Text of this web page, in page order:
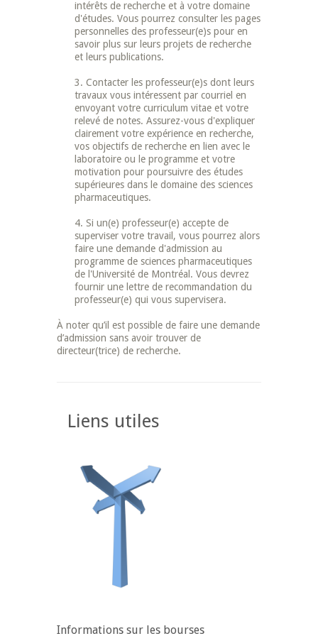
intérêts de recherche et à votre domaine
d'études. Vous pourrez consulter les pages
personnelles des professeur(e)s pour en
savoir plus sur leurs projets de recherche
et leurs publications.
3. Contacter les professeur(e)s dont leurs
travaux vous intéressent par courriel en
envoyant votre curriculum vitae et votre
relevé de notes. Assurez-vous d'expliquer
clairement votre expérience en recherche,
vos objectifs de recherche en lien avec le
laboratoire ou le programme et votre
motivation pour poursuivre des études
supérieures dans le domaine des sciences
pharmaceutiques.
4. Si un(e) professeur(e) accepte de
superviser votre travail, vous pourrez alors
faire une demande d'admission au
programme de sciences pharmaceutiques
de l'Université de Montréal. Vous devrez
fournir une lettre de recommandation du
professeur(e) qui vous supervisera.
À noter qu’il est possible de faire une demande
d’admission sans avoir trouver de
directeur(trice) de recherche.
Liens utiles
Informations sur les bourses